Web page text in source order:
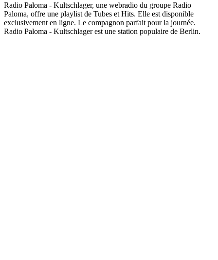
Radio Paloma - Kultschlager, une webradio du groupe Radio
Paloma, offre une playlist de Tubes et Hits. Elle est disponible
exclusivement en ligne. Le compagnon parfait pour la journée.
Radio Paloma - Kultschlager est une station populaire de Berlin.